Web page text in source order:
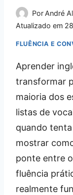
Por André
Atualizado em
FLUÊNCIA E
Aprender
transformar
maioria dos
listas de
quando
mostrar
ponte entre
fluência
realmente